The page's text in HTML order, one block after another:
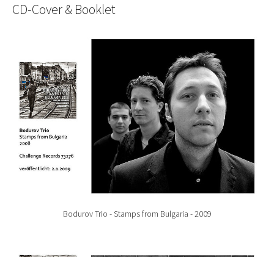
CD-Cover & Booklet
Bodurov Trio - Stamps from Bulgaria - 2009